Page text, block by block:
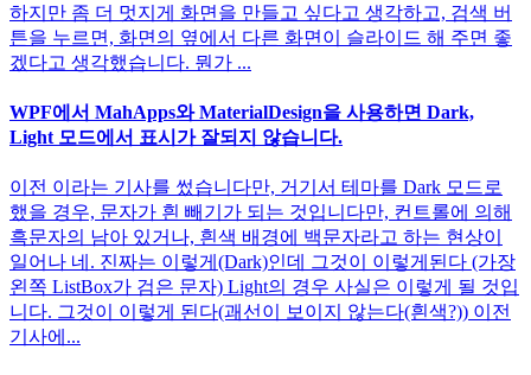
하지만 좀 더 멋지게 화면을 만들고 싶다고 생각하고, 검색 버
튼을 누르면, 화면의 옆에서 다른 화면이 슬라이드 해 주면 좋
겠다고 생각했습니다. 뭔가 ...
WPF에서 MahApps와 MaterialDesign을 사용하면 Dark,
Light 모드에서 표시가 잘되지 않습니다.
이전 이라는 기사를 썼습니다만, 거기서 테마를 Dark 모드로
했을 경우, 문자가 흰 빼기가 되는 것입니다만, 컨트롤에 의해
흑문자의 남아 있거나, 흰색 배경에 백문자라고 하는 현상이
일어나 네. 진짜는 이렇게(Dark)인데 그것이 이렇게된다 (가장
왼쪽 ListBox가 검은 문자) Light의 경우 사실은 이렇게 될 것입
니다. 그것이 이렇게 된다(괘선이 보이지 않는다(흰색?)) 이전
기사에...